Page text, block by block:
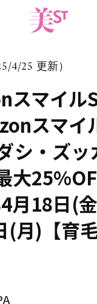
4/25 更新）
スマイル
スマイ
シ・ズッ
大
4月18日(
(月)【育